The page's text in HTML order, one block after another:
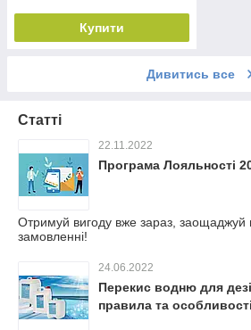
Купити
Дивитись все
Статті
22.11.2022
Програма Лояльності
Отримуй вигоду вже зараз, заощаджуй
замовленні!
24.06.2022
Перекис водню для
правила та